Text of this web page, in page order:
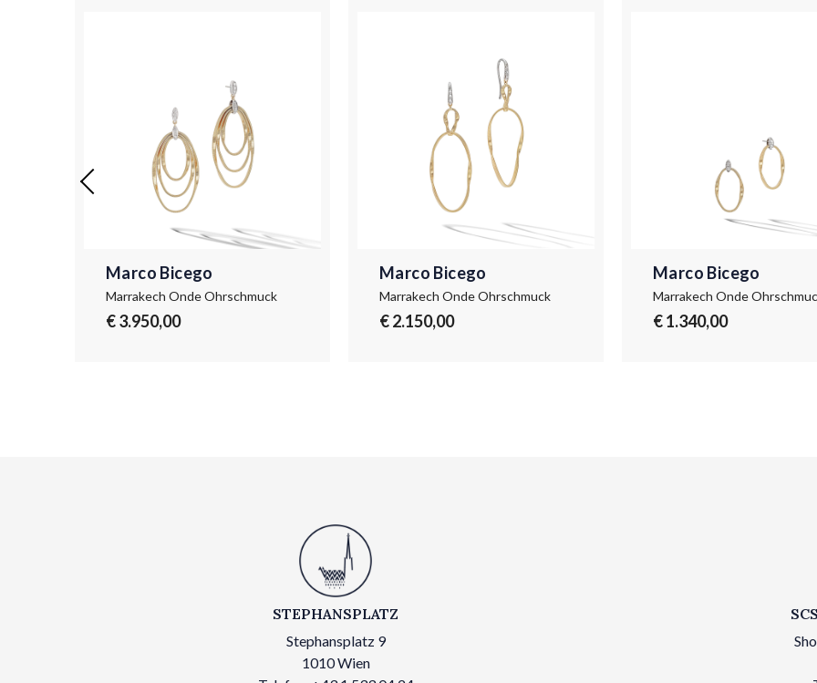
Marco Bicego
Marrakech Onde Ohrschmuck
€ 3.950,00
Marco Bicego
Marrakech Onde Ohrschmuck
€ 2.150,00
Marco Bicego
Marrakech Onde
€ 1.340,00
STEPHANSPLATZ
Stephansplatz 9
1010 Wien